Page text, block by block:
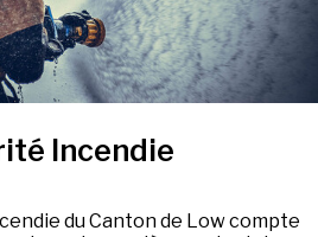
Incendie
du Canton de Low compte